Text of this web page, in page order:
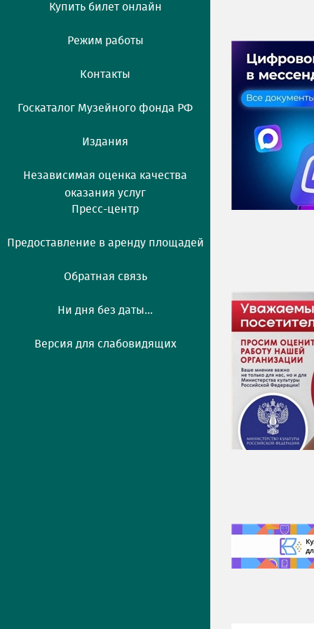
Купить билет онлайн
Режим работы
Контакты
Госкаталог Музейного фонда РФ
Издания
Независимая оценка качества
оказания услуг
Пресс-центр
Предоставление в аренду площадей
Обратная связь
Ни дня без даты...
Версия для слабовидящих